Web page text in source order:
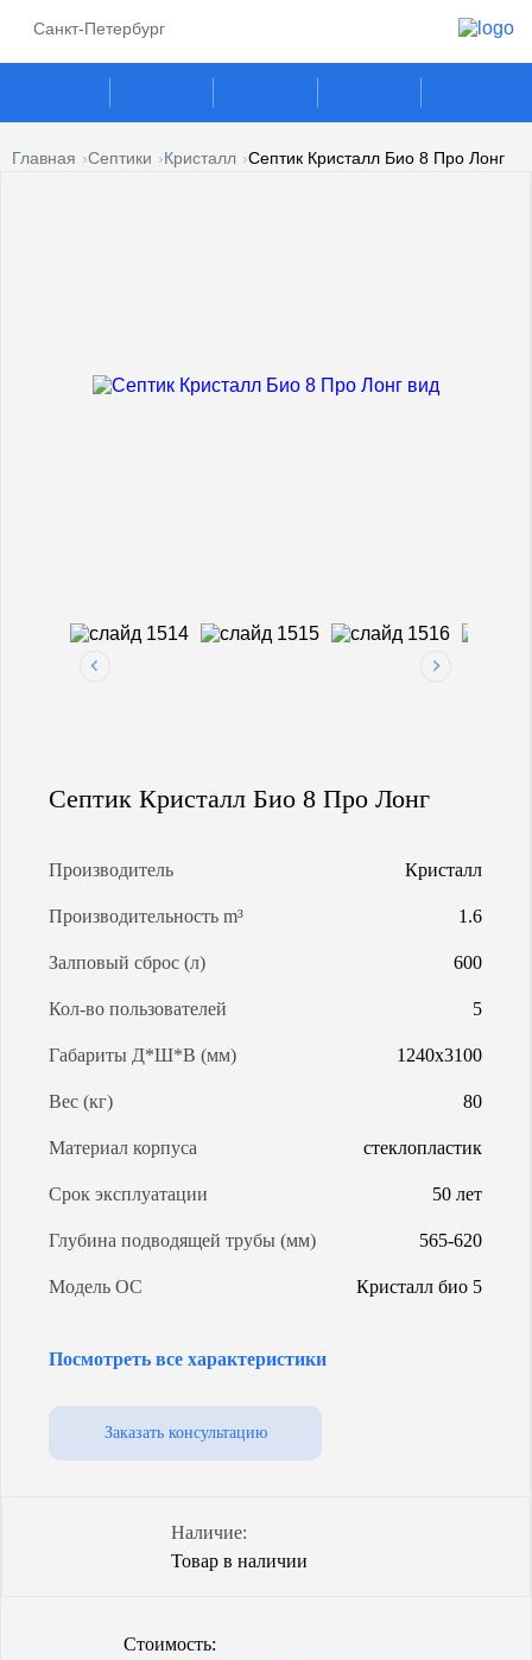
Санкт-Петербург
ПОГРЕБА
АРЕНДА ГАЗГОЛЬДЕРОВ
КАЛЬКУЛЯТОР ГАЗГОЛЬДЕРА
КАЛЬКУЛЯТОР СЕПТИКОВ
Главная Септики Кристалл Септик Кристалл Био 8 Про Лонг
Септик Кристалл Био 8 Про Лонг
Производитель Кристалл
Производительность m³ 1.6
Залповый сброс (л) 600
Кол-во пользователей 5
Габариты Д*Ш*В (мм) 1240х3100
Вес (кг) 80
Материал корпуса стеклопластик
Срок эксплуатации 50 лет
Глубина подводящей трубы (мм) 565-620
Модель ОС Кристалл био 5
Объем (л)
Гарантия (от производителя)
Посмотреть все характеристики
Заказать консультацию
Наличие:
Товар в наличии
Стоимость: